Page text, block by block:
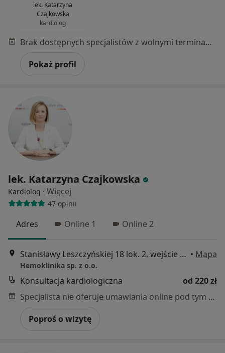
lek. Katarzyna
Czajkowska
kardiolog
Brak dostępnych specjalistów z wolnymi terminami w tym centrum medycznym.
Pokaż profil
lek. Katarzyna Czajkowska
Kardiolog · Więcej
47 opinii
Adres Online 1 Online 2
Stanisławy Leszczyńskiej 18 lok. 2, wejście bezpośrednio z ulicy., Łódź • Mapa
Hemoklinika sp. z o.o.
Konsultacja kardiologiczna
od 220 zł
Specjalista nie oferuje umawiania online pod tym adresem.
Poproś o wizytę